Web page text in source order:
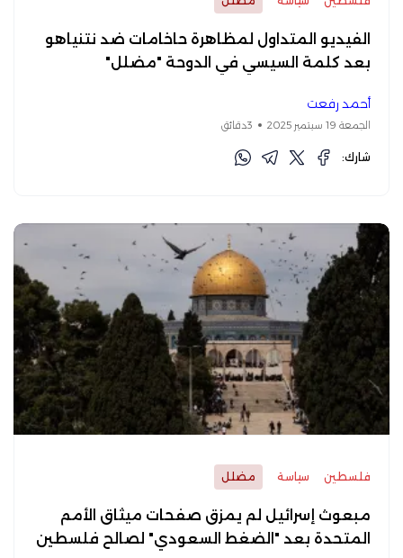
الفيديو المتداول لمظاهرة حاخامات ضد نتنياهو
بعد كلمة السيسي في الدوحة "مضلل"
أحمد رفعت
الجمعة 19 سبتمبر 2025 3دقائق
شارك:
فلسطين سياسة مضلل
مبعوث إسرائيل لم يمزق صفحات ميثاق الأمم
المتحدة بعد "الضغط السعودي" لصالح فلسطين